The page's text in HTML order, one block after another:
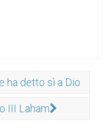
ha detto sì a Dio
III Laham